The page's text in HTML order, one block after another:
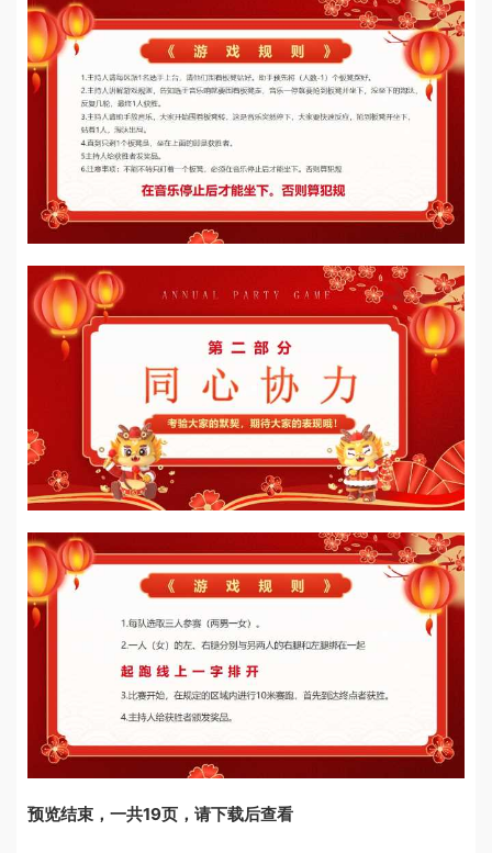
预览结束，一共19页，请下载后查看